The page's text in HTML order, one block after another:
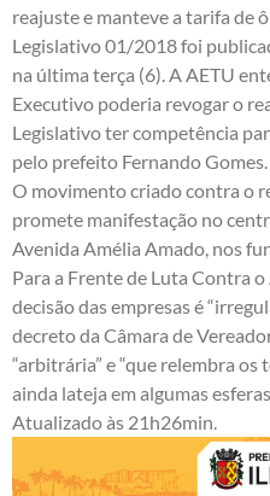
reajuste e manteve a tarifa de
Legislativo 01/2018 foi
na última terça (6). A AETU
Executivo poderia revogar o
Legislativo ter competência
pelo prefeito Fernando Gomes.
O movimento criado contra o
promete manifestação no
Avenida Amélia Amado, nos
Para a Frente de Luta Contra
decisão das empresas é
decreto da Câmara de
“arbitrária” e “que relembra
ainda lateja em algumas
Atualizado às 21h26min.